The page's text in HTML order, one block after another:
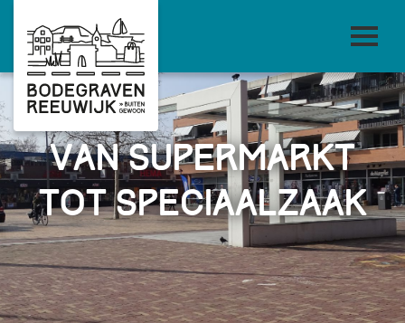
van supermarkt
tot speciaalzaak